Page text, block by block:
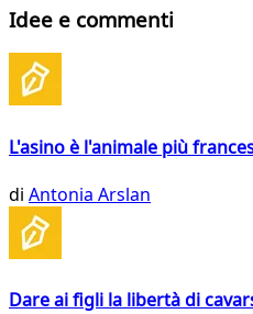
Idee e commenti
L'asino è l'animale più
di Antonia Arslan
Dare ai figli la libertà di